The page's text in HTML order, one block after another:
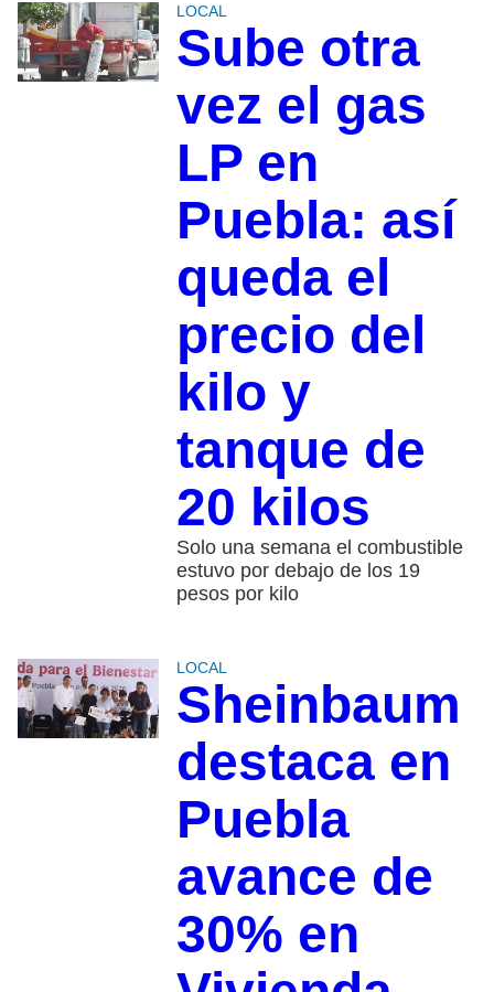
LOCAL
Sube otra
vez el gas
LP en
Puebla: así
queda el
precio del
kilo y
tanque de
20 kilos
Solo una semana el combustible
estuvo por debajo de los 19
pesos por kilo
LOCAL
Sheinbaum
destaca en
Puebla
avance de
30% en